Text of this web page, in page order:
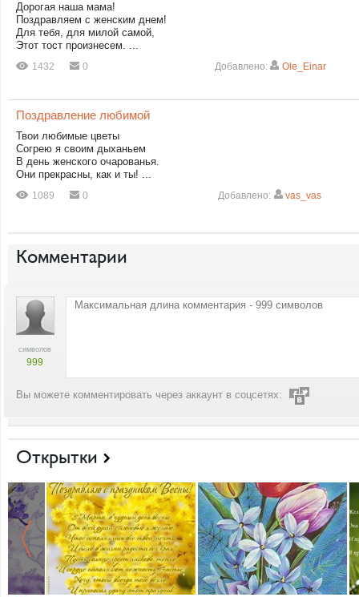
Дорогая наша мама!
Поздравляем с женским днем!
Для тебя, для милой самой,
Этот тост произнесем. ...
1432 0 Добавлено: Ole_Einar
Поздравление любимой
Твои любимые цветы
Согрею я своим дыханьем
В день женского очарованья.
Они прекрасны, как и ты! ...
1089 0 Добавлено: vas_vas
Комментарии
символов
999
Вы можете комментировать через аккаунт в соцсетях:
Открытки